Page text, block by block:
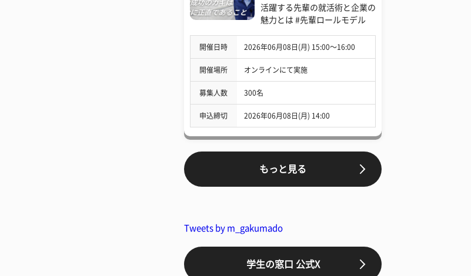
活躍する先輩の就活術と企業の
魅力とは #先輩ロールモデル
開催日時 2026年06月08日(月) 15:00〜16:00
開催場所 オンラインにて実施
募集人数 300名
申込締切 2026年06月08日(月) 14:00
もっと見る
Tweets by m_gakumado
学生の窓口 公式X